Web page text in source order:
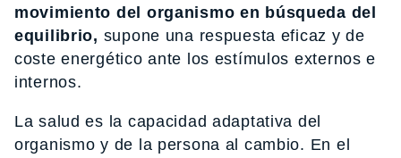
movimiento del organismo en búsqueda del
equilibrio, supone una respuesta eficaz y de
coste energético ante los estímulos externos e
internos.
La salud es la capacidad adaptativa del
organismo y de la persona al cambio. En el